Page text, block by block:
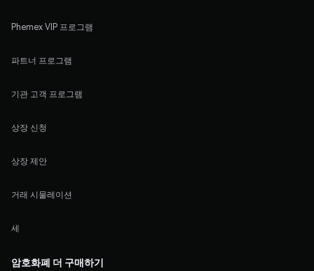
Phemex VIP 프로그램
파트너 프로그램
기관 고객 프로그램
상장 신청
상장 제안
거래 시물레이션
세
암호화폐 더 구매하기